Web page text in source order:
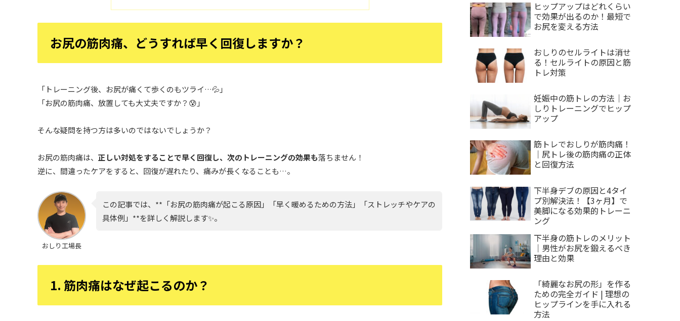
お尻の筋肉痛、どうすれば早く回復しますか？
「トレーニング後、お尻が痛くて歩くのもツライ…💦」
「お尻の筋肉痛、放置しても大丈夫ですか？😰」
そんな疑問を持つ方は多いのではないでしょうか？
お尻の筋肉痛は、 正しい対処をすることで早く回復し、次のトレーニングの効果も落ちません！
逆に、間違ったケアをすると、回復が遅れたり、痛みが長くなることも…。
おしり工場長
この記事では、**「お尻の筋肉痛が起こる原因」「早く暖めるための方法」「ストレッチやケアの
具体例」**を詳しく解説します✨。
1. 筋肉痛はなぜ起こるのか？
ヒップアップはどれくらい
で効果が出るのか！最短で
お尻を変える方法
おしりのセルライトは消せ
る！セルライトの原因と筋
トレ対策
妊娠中の筋トレの方法｜お
しりトレーニングでヒップ
アップ
筋トレでおしりが筋肉痛！
｜尻トレ後の筋肉痛の正体
と回復方法
下半身デブの原因と4タイ
プ別解決法！【3ヶ月】で
美脚になる効果的トレーニ
ング
下半身の筋トレのメリット
｜男性がお尻を鍛えるべき
理由と効果
「綺麗なお尻の形」を作る
ための完全ガイド | 理想の
ヒップラインを手に入れる
方法